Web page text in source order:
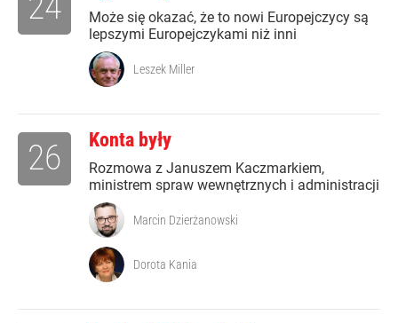
Może się okazać, że to nowi Europejczycy są
lepszymi Europejczykami niż inni
Leszek Miller
Konta były
Rozmowa z Januszem Kaczmarkiem,
ministrem spraw wewnętrznych i administracji
26
Marcin Dzierżanowski
Dorota Kania